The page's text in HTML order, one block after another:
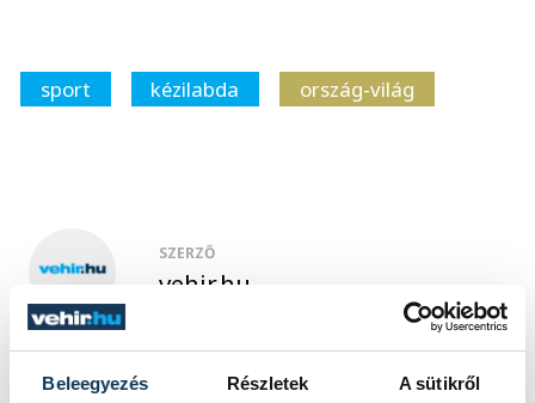
Beleegyezés Részletek A sütikről
sport kézilabda ország-világ
SZERZŐ
vehir.hu